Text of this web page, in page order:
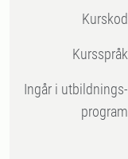
Kurskod
Kursspråk
Ingår i utbildnings-
program